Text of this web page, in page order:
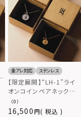
金アレ対応 ステンレス
【限定展開】“LH-1”ライ
オンコインペアネックレ
ス/サージカルステンレス
（金属アレルギー対応）
16,500 税込
（0）